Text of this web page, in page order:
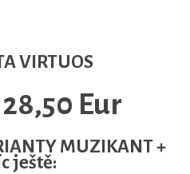
VIRTUOS
Eur
MUZIKANT +
ještě: